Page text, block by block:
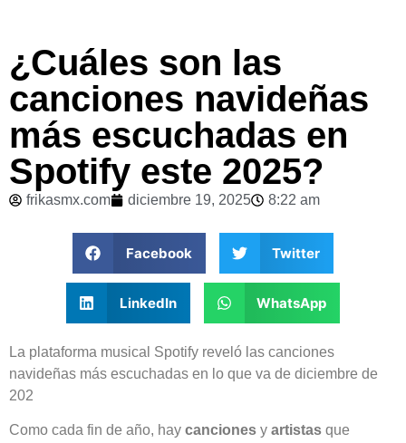
¿Cuáles son las
canciones navideñas
más escuchadas en
Spotify este 2025?
frikasmx.com diciembre 19, 2025 8:22 am
Facebook Twitter
LinkedIn WhatsApp
La plataforma musical Spotify reveló las canciones
navideñas más escuchadas en lo que va de diciembre de
202
Como cada fin de año, hay canciones y artistas que